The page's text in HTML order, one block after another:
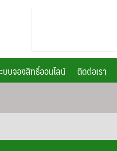
บบจองสิทธิ์ออนไลน์ ติดต่อเรา